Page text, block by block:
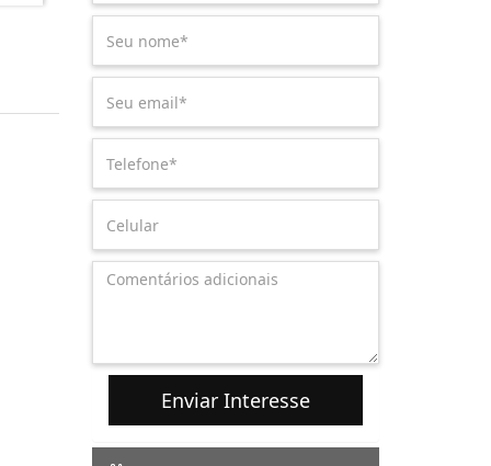
Enviar Interesse